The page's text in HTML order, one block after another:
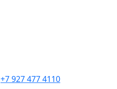
+7 927 477 4110